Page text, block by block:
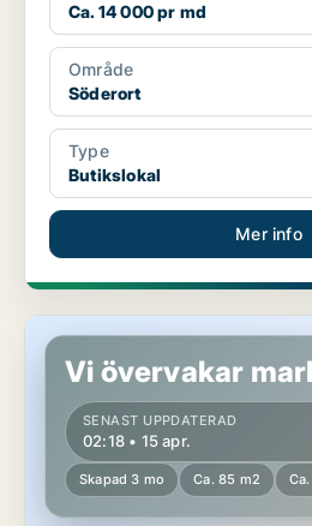
Ca. 14 000 pr md
Område
Söderort
Type
Butikslokal
Mer info
Kontor i Stockholm Innerstad
Vi övervakar
SENAST UPPDATERAD
02:18 • 15 apr.
Skapad 3 mo Ca. 85 m2